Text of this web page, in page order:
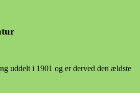
uddelt i 1901 og er derved den ældste